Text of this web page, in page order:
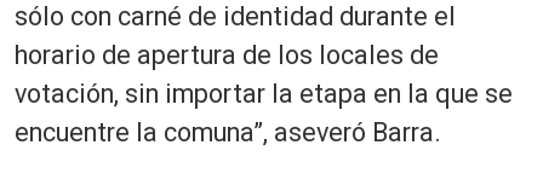
sólo con carné de identidad durante el
horario de apertura de los locales de
votación, sin importar la etapa en la que se
encuentre la comuna”, aseveró Barra.